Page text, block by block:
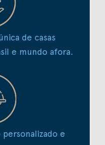
de casas
e mundo afora.
e